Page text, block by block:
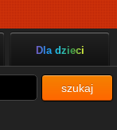
Dla dzieci
szukaj